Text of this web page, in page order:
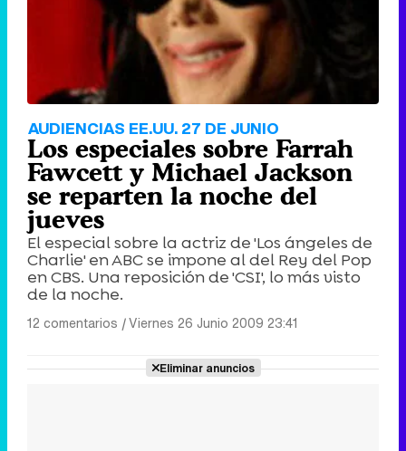
AUDIENCIAS EE.UU. 27 DE JUNIO
Los especiales sobre Farrah
Fawcett y Michael Jackson
se reparten la noche del
jueves
El especial sobre la actriz de 'Los ángeles de
Charlie' en ABC se impone al del Rey del Pop
en CBS. Una reposición de 'CSI', lo más visto
de la noche.
12 comentarios |Viernes 26 Junio 2009 23:41
Eliminar anuncios